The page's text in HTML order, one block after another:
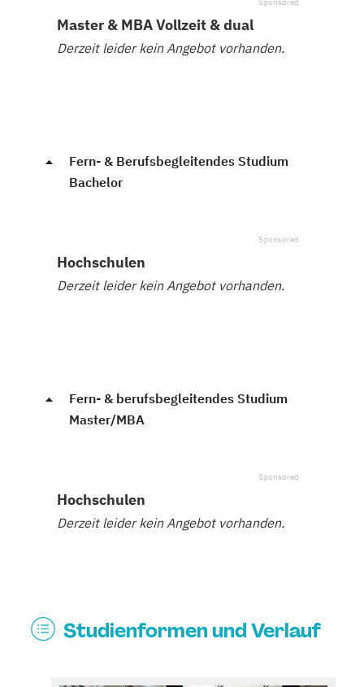
Master & MBA Vollzeit & dual
Derzeit leider kein Angebot vorhanden.
Fern- & Berufsbegleitendes Studium
Bachelor
Hochschulen
Derzeit leider kein Angebot vorhanden.
Fern- & berufsbegleitendes Studium
Master/MBA
Hochschulen
Derzeit leider kein Angebot vorhanden.
Studienformen und Verlauf